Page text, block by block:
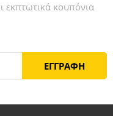
εκπτωτικά κουπόνια